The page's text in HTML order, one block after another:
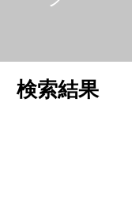
検索結果